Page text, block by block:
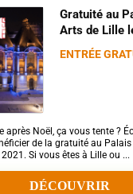
Gratuité au
Arts de Lille
ENTRÉE
après Noël, ça vous tente ?
de la gratuité au Palais
Si vous êtes à Lille ou ...
DÉCOUVRIR